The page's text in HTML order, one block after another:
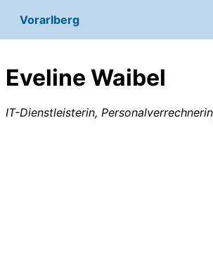
Vorarlberg
Eveline Waibel
IT-Dienstleisterin,